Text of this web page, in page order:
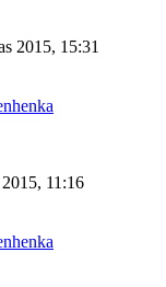
2015, 15:31
11:16